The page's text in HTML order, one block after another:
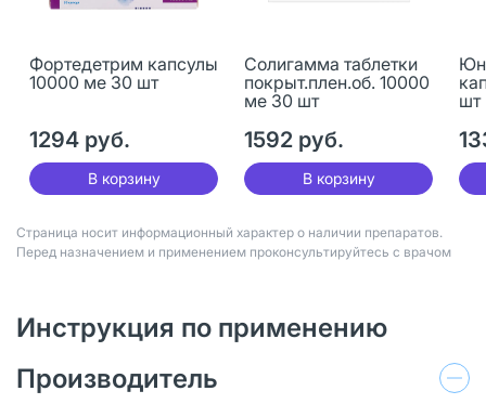
Фортедетрим капсулы
10000 ме 30 шт
1294 руб.
В корзину
Солигамма таблетки
покрыт.плен.об. 10000
ме 30 шт
1592 руб.
В корзину
шт
Страница носит информационный характер о наличии препаратов.
Перед назначением и применением проконсультируйтесь с врачом
Инструкция по применению
Производитель